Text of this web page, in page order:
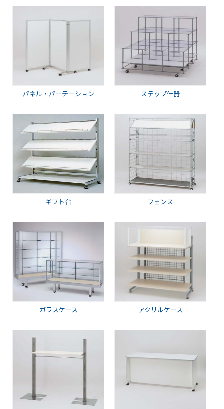
パネル・パーテーション ステップ什器
ギフト台 フェンス
ガラスケース アクリルケース